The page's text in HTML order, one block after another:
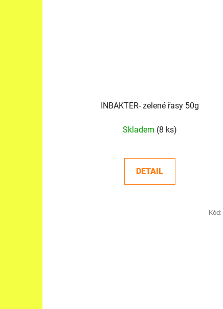
INBAKTER- zelené řasy 50g
Skladem (8 ks)
DETAIL
Kód: